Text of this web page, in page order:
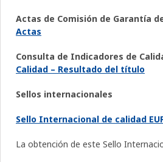
Actas de Comisión de Garantía
Actas
Consulta de Indicadores de
Calidad – Resultado del título
Sellos internacionales
Sello Internacional de calidad
La obtención de este Sello